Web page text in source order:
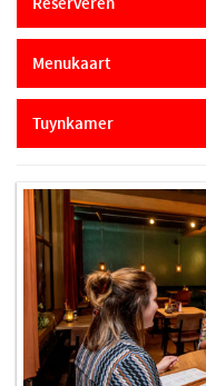
Menukaart
Tuynkamer